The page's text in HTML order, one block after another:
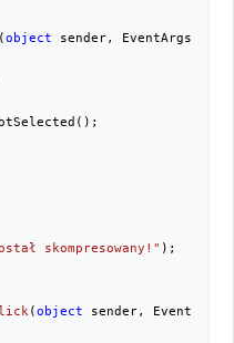
(object sender, EventArgs e
skompresowany!" );
(object sender, EventArgs